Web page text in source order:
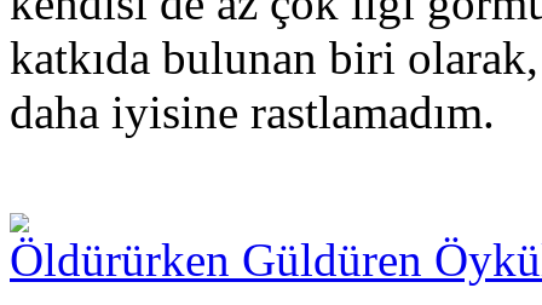
katkıda bulunan biri
daha iyisine rastlamadım.
Öldürürken Güldüren